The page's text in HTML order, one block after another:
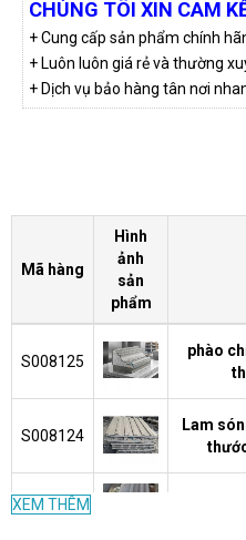
CHÚNG TÔI XIN CAM
+ Cung cấp sản phẩm chính
+ Luôn luôn giá rẻ và thường
+ Dịch vụ bảo hàng tân nơi
Mã hàng
Hình
ảnh
sản
phẩm
S008125
phào
S008124
Lam
S008123
XEM THÊM